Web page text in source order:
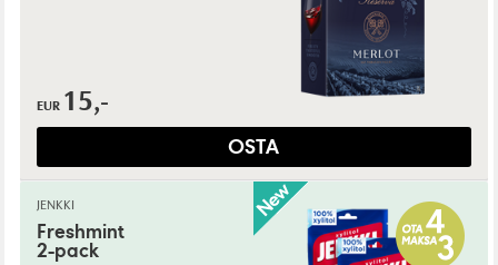
EUR 15,-
OSTA
JENKKI
Freshmint
2-pack